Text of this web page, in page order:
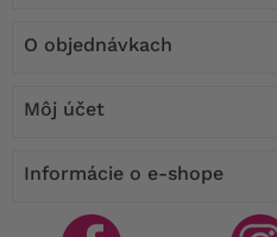
O objednávkach
Môj účet
Informácie o e-shope